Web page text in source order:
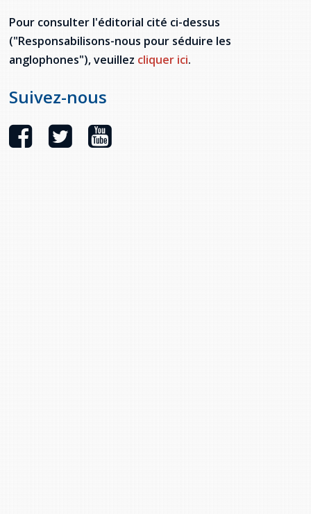
Yulia Kudryakova
Pour consulter l'éditorial cité ci-dessus
("Responsabilisons-nous pour séduire les
anglophones"), veuillez cliquer ici.
Suivez-nous